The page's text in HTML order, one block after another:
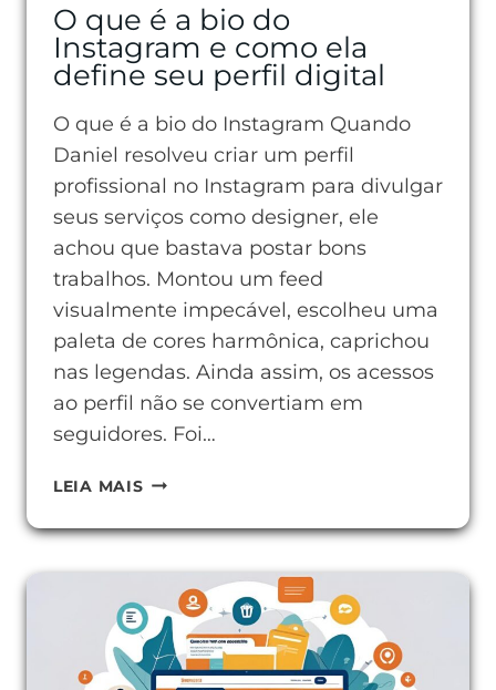
O que é a bio do
Instagram e como ela
define seu perfil digital
O que é a bio do Instagram Quando
Daniel resolveu criar um perfil
profissional no Instagram para divulgar
seus serviços como designer, ele
achou que bastava postar bons
trabalhos. Montou um feed
visualmente impecável, escolheu uma
paleta de cores harmônica, caprichou
nas legendas. Ainda assim, os acessos
ao perfil não se convertiam em
seguidores. Foi…
LEIA MAISO
BIO
DO
INSTAGRAM